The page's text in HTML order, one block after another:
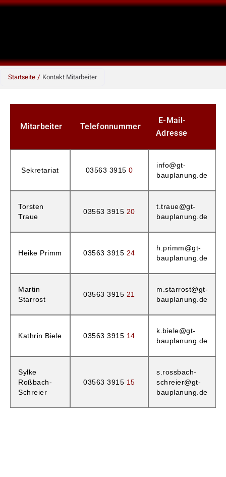
Zum
Startseite / Kontakt Mitarbeiter
Mitarbeiter Telefonnummer
E-Mail-
Adresse
Sekretariat 03563 3915 0
info@gt-
bauplanung.de
Torsten
Traue
03563 3915 20
t.traue@gt-
bauplanung.de
Heike Primm 03563 3915 24
h.primm@gt-
bauplanung.de
Martin
Starrost
03563 3915 21
m.starrost@gt-
bauplanung.de
Kathrin Biele 03563 3915 14
k.biele@gt-
bauplanung.de
Sylke
Roßbach-
Schreier
03563 3915 15
s.rossbach-
schreier@gt-
bauplanung.de